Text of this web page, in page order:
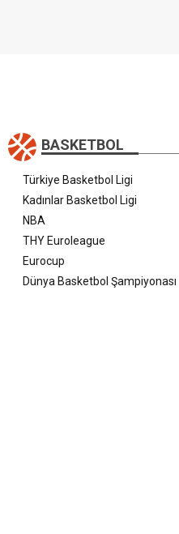
BASKETBOL
Türkiye Basketbol Ligi
Kadınlar Basketbol Ligi
NBA
THY Euroleague
Eurocup
Dünya Basketbol Şampiyonası